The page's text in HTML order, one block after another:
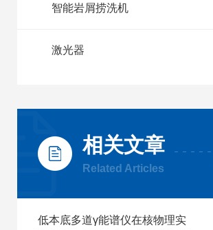
智能岩屑捞洗机
激光器
相关文章
Related Articles
低本底多道γ能谱仪在核物理实